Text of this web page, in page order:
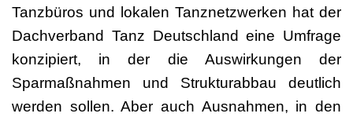
Tanzbüros und lokalen Tanznetzwerken hat der
Dachverband Tanz Deutschland eine Umfrage
konzipiert, in der die Auswirkungen der
Sparmaßnahmen und Strukturabbau deutlich
werden sollen. Aber auch Ausnahmen, in den